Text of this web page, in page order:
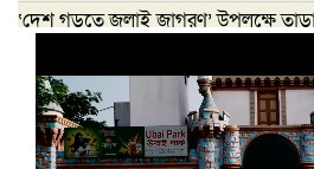
‘দেশ গড়তে জুলাই জাগরণ’ উপলক্ষে
ইসলামী ব্যাংক
গ্রাহক সমাবেশ